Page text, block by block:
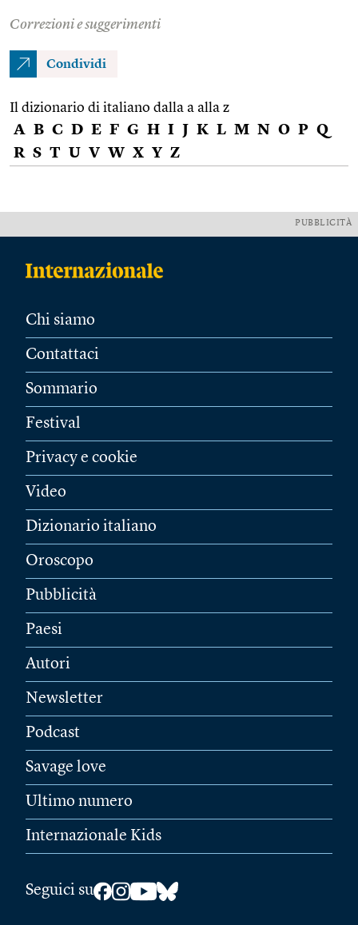
Correzioni e suggerimenti
Condividi
Il dizionario di italiano dalla a alla z
A B C D E F G H I J K L M N O P Q
R S T U V W X Y Z
PUBBLICITÀ
Chi siamo
Contattaci
Sommario
Festival
Privacy e cookie
Video
Dizionario italiano
Oroscopo
Pubblicità
Paesi
Autori
Newsletter
Podcast
Savage love
Ultimo numero
Internazionale Kids
Seguici su